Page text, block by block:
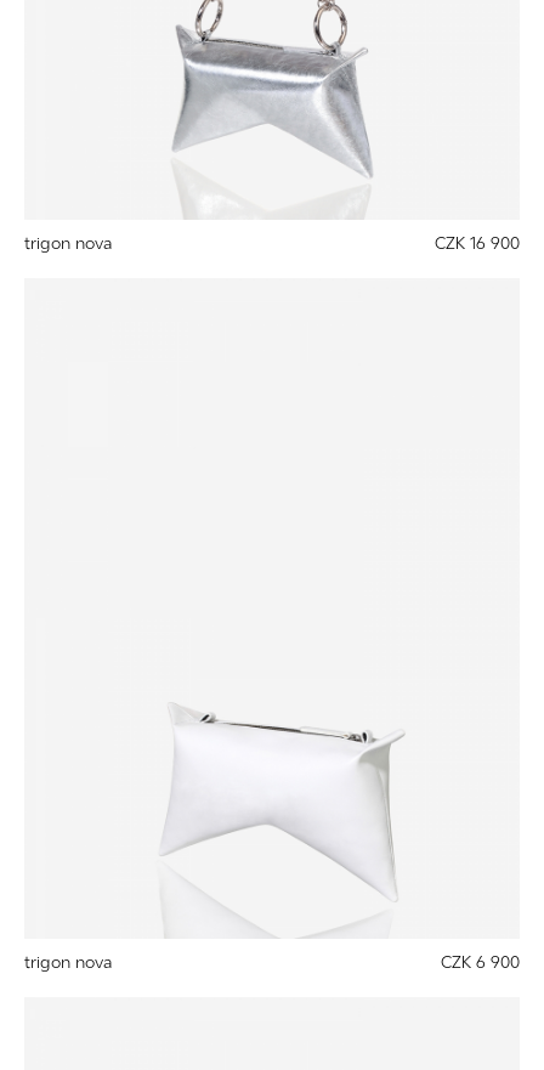
trigon nova CZK 16 900
trigon nova CZK 6 900